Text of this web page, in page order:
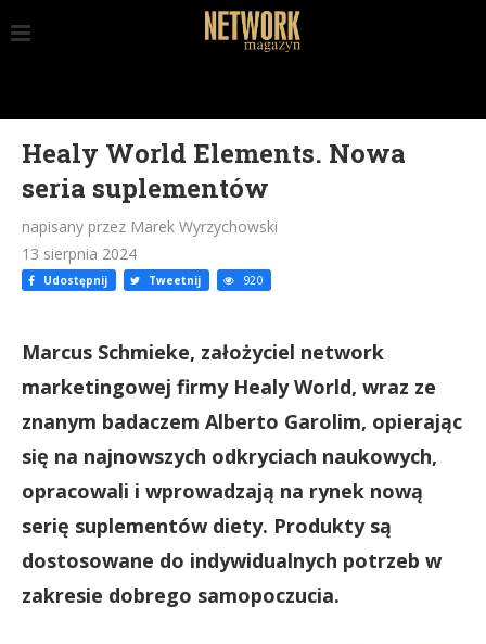
Healy World Elements. Nowa
seria suplementów
napisany przez Marek Wyrzychowski
13 sierpnia 2024
Udostępnij Tweetnij 920
Marcus Schmieke, założyciel network
marketingowej firmy Healy World, wraz ze
znanym badaczem Alberto Garolim, opierając
się na najnowszych odkryciach naukowych,
opracowali i wprowadzają na rynek nową
serię suplementów diety. Produkty są
dostosowane do indywidualnych potrzeb w
zakresie dobrego samopoczucia.